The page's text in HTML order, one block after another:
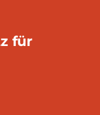
für